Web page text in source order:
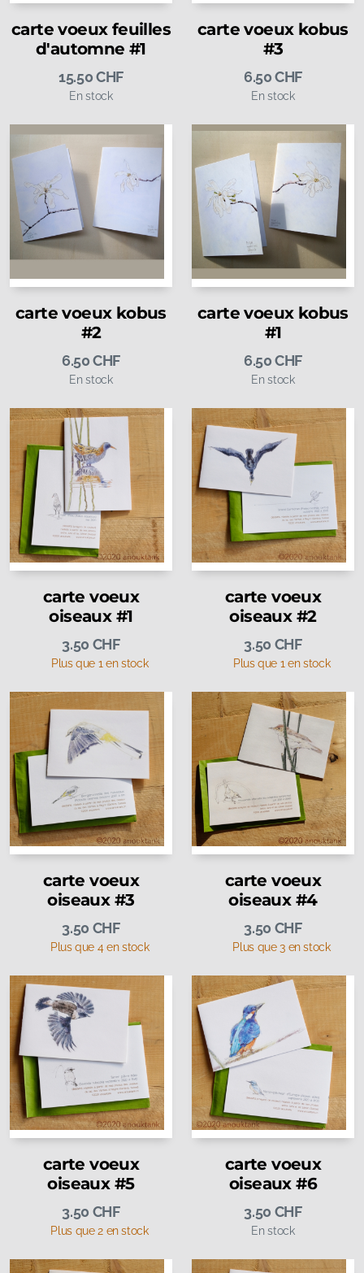
carte voeux feuilles
d'automne #1
15.50CHF
En stock
carte voeux kobus
#3
6.50CHF
En stock
carte voeux kobus
#2
6.50CHF
En stock
carte voeux kobus
#1
6.50CHF
En stock
carte voeux
oiseaux #1
3.50 CHF
Plus que 1 en stock
carte voeux
oiseaux #2
3.50 CHF
Plus que 1 en stock
carte voeux
oiseaux #3
3.50 CHF
Plus que 4 en stock
carte voeux
oiseaux #4
3.50 CHF
Plus que 3 en stock
carte voeux
oiseaux #5
3.50 CHF
Plus que 2 en stock
carte voeux
oiseaux #6
3.50 CHF
En stock